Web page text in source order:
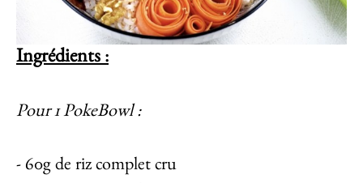
Ingrédients:
Pour 1 PokeBowl :
- 60g de riz complet cru